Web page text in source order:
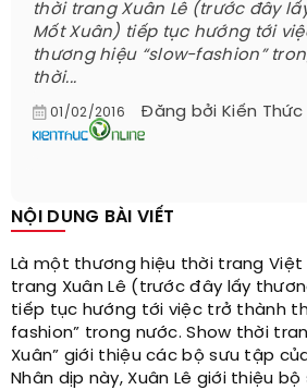
thời trang Xuân Lê (trước đây
Mốt Xuân) tiếp tục hướng tới
thương hiệu “slow-fashion”
thời...
01/02/2016 Đăng bởi Kiến
NỘI DUNG BÀI VIẾT
Là một thương hiệu thời trang Việt
trang Xuân Lê (trước đây lấy
tiếp tục hướng tới việc trở thành
fashion” trong nước. Show thời
Xuân” giới thiệu các bộ sưu tập
Nhân dịp này, Xuân Lê giới thiệu